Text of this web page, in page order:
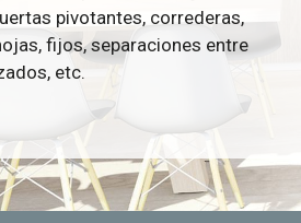
pivotantes, correderas,
fijos, separaciones entre
etc.